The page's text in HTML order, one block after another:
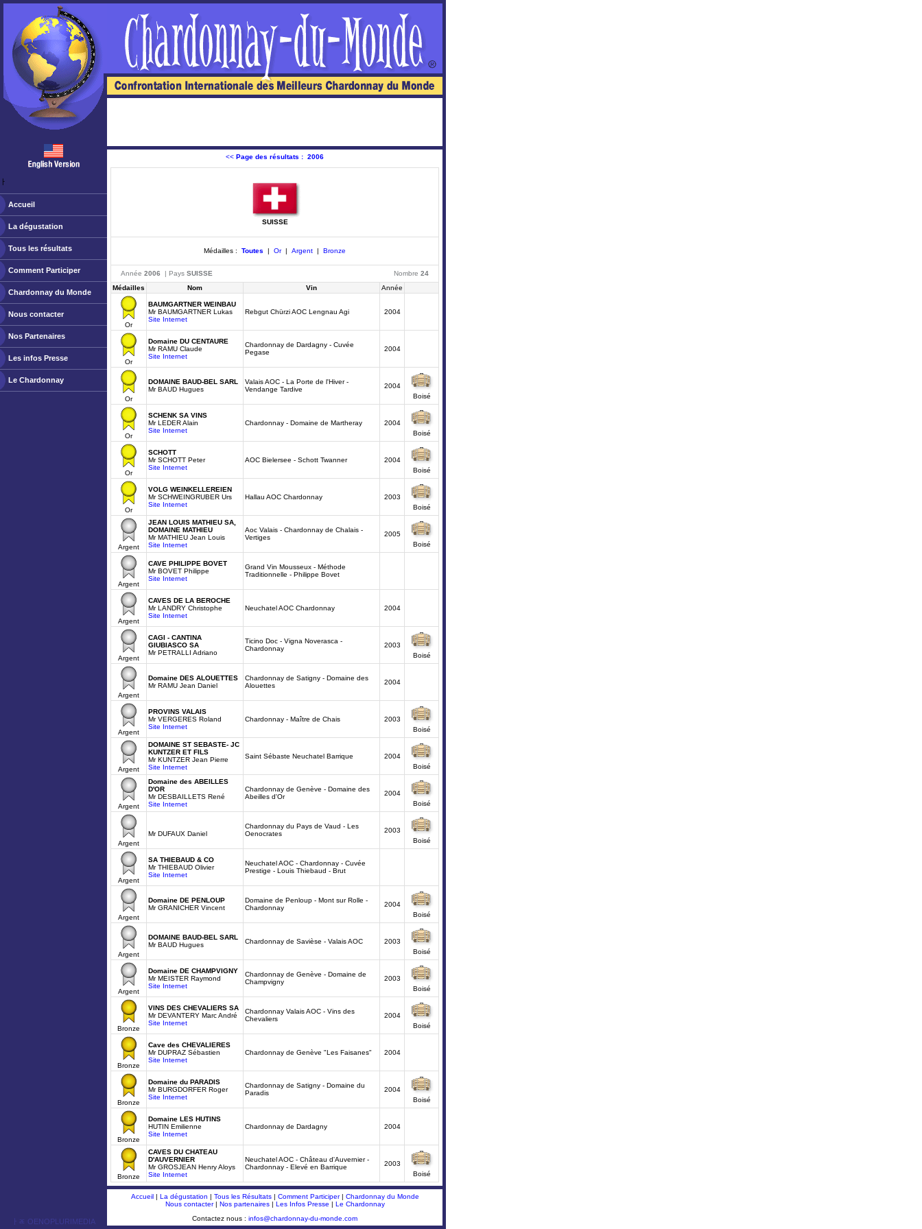
ￂﾠ
Accueil
La dégustation
Tous les résultats
Comment Participer
Chardonnay du Monde
Nous contacter
Nos Partenaires
Les infos Presse
Le Chardonnay
<< Page des résultats : 2006
SUISSE
Médailles : Toutes | Or| Argent | Bronze
Année 2006 | Pays SUISSE Nombre 24
Médailles
Nom Vin Année
Or
BAUMGARTNER WEINBAU
Mr BAUMGARTNER Lukas
Site Internet
Rebgut Chürzi AOC Lengnau Agi 2004
Or
Domaine DU CENTAURE
Mr RAMU Claude
Site Internet
Chardonnay de Dardagny - Cuvée
Pegase
2004
Or
DOMAINE BAUD-BEL SARL
Mr BAUD Hugues
Valais AOC - La Porte de l'Hiver -
Vendange Tardive
2004
Boisé
Or
SCHENK SA VINS
Mr LEDER Alain
Site Internet
Chardonnay - Domaine de Martheray
2004
Boisé
Or
SCHOTT
Mr SCHOTT Peter
Site Internet
AOC Bielersee - Schott Twanner
2004
Boisé
Or
VOLG WEINKELLEREIEN
Mr SCHWEINGRUBER Urs
Site Internet
Hallau AOC Chardonnay
2003
Boisé
Argent
JEAN LOUIS MATHIEU SA,
DOMAINE MATHIEU
Mr MATHIEU Jean Louis
Site Internet
Aoc Valais - Chardonnay de Chalais -
Vertiges
2005
Boisé
Argent
CAVE PHILIPPE BOVET
Mr BOVET Philippe
Site Internet
Grand Vin Mousseux - Méthode
Traditionnelle - Philippe Bovet
Argent
CAVES DE LA BEROCHE
Mr LANDRY Christophe
Site Internet
Neuchatel AOC Chardonnay 2004
Argent
CAGI - CANTINA
GIUBIASCO SA
Mr PETRALLI Adriano
Ticino Doc - Vigna Noverasca -
Chardonnay
2003
Boisé
Argent
Domaine DES ALOUETTES
Mr RAMU Jean Daniel
Chardonnay de Satigny - Domaine des
Alouettes
2004
Argent
PROVINS VALAIS
Mr VERGERES Roland
Site Internet
Chardonnay - Maître de Chais
2003
Boisé
Argent
DOMAINE ST SEBASTE- JC
KUNTZER ET FILS
Mr KUNTZER Jean Pierre
Site Internet
Saint Sébaste Neuchatel Barrique
2004
Boisé
Argent
Domaine des ABEILLES
D'OR
Mr DESBAILLETS René
Site Internet
Chardonnay de Genève - Domaine des
Abeilles d'Or
2004
Boisé
Argent
Mr DUFAUX Daniel
Chardonnay du Pays de Vaud - Les
Oenocrates
2003
Boisé
Argent
SA THIEBAUD & CO
Mr THIEBAUD Olivier
Site Internet
Neuchatel AOC - Chardonnay - Cuvée
Prestige - Louis Thiebaud - Brut
Argent
Domaine DE PENLOUP
Mr GRANICHER Vincent
Domaine de Penloup - Mont sur Rolle -
Chardonnay
2004
Boisé
Argent
DOMAINE BAUD-BEL SARL
Mr BAUD Hugues
Chardonnay de Savièse - Valais AOC
2003
Boisé
Argent
Domaine DE CHAMPVIGNY
Mr MEISTER Raymond
Site Internet
Chardonnay de Genève - Domaine de
Champvigny
2003
Boisé
Bronze
VINS DES CHEVALIERS SA
Mr DEVANTERY Marc André
Site Internet
Chardonnay Valais AOC - Vins des
Chevaliers
2004
Boisé
Bronze
Cave des CHEVALIERES
Mr DUPRAZ Sébastien
Site Internet
Chardonnay de Genève "Les Faisanes" 2004
Bronze
Domaine du PARADIS
Mr BURGDORFER Roger
Site Internet
Chardonnay de Satigny - Domaine du
Paradis
2004
Boisé
Bronze
Domaine LES HUTINS
HUTIN Emilienne
Site Internet
Chardonnay de Dardagny 2004
Bronze
CAVES DU CHATEAU
D'AUVERNIER
Mr GROSJEAN Henry Aloys
Site Internet
Neuchatel AOC - Château d'Auvernier -
Chardonnay - Elevé en Barrique
2003
Boisé
ￂﾮ OENOPLURIMEDIA
Accueil| La dégustation | Tous les Résultats| Comment Participer| Chardonnay du Monde
Nous contacter| Nos partenaires| Les Infos Presse | Le Chardonnay
Contactez nous : infos@chardonnay-du-monde.com